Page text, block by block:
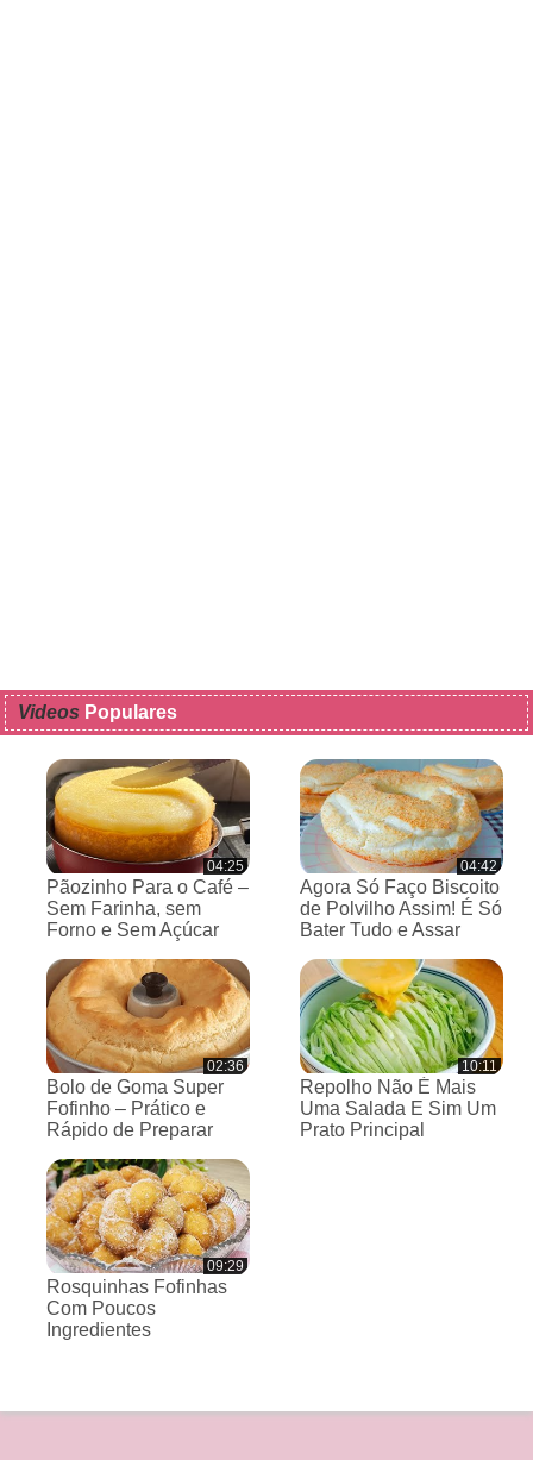
Videos Populares
04:25
Pãozinho Para o Café –
Sem Farinha, sem
Forno e Sem Açúcar
04:42
Agora Só Faço Biscoito
de Polvilho Assim! É Só
Bater Tudo e Assar
02:36
Bolo de Goma Super
Fofinho – Prático e
Rápido de Preparar
10:11
Repolho Não É Mais
Uma Salada E Sim Um
Prato Principal
09:29
Rosquinhas Fofinhas
Com Poucos
Ingredientes